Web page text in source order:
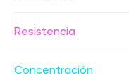
Resistencia
Concentración